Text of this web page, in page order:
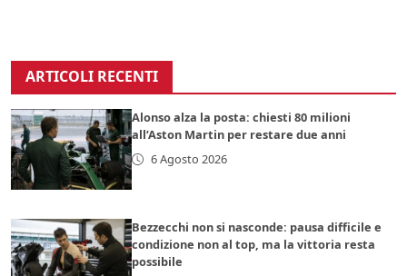
ARTICOLI RECENTI
Alonso alza la posta: chiesti 80 milioni
all’Aston Martin per restare due anni
6 Agosto 2026
Bezzecchi non si nasconde: pausa difficile e
condizione non al top, ma la vittoria resta
possibile